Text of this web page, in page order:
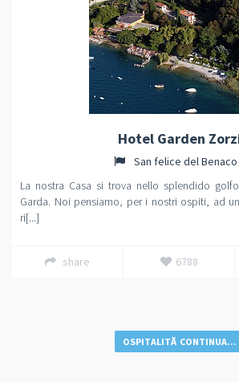
Hotel Garden
San felice del Benaco
La nostra Casa si trova nello splendido
Garda. Noi pensiamo, per i nostri ospiti, ad
ri[...]
share 6788
OSPITALITÃ CONTINUA...